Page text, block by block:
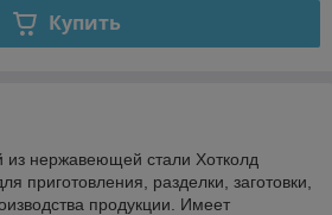
Купить
из нержавеющей стали Хотколд
приготовления, разделки, заготовки,
продукции. Имеет